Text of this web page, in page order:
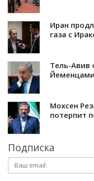
Иран
газа с
Тель-Авив
Йеменцами
Мохсен
потерпит
Подписка